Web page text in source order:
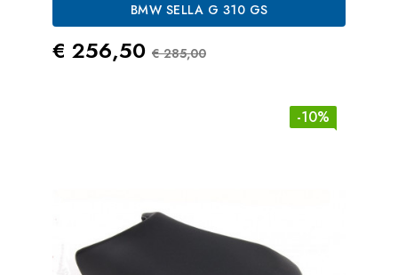
BMW SELLA G 310 GS
Prezzo
€ 256,50 Prezzo Standard
€ 285,00
-10%